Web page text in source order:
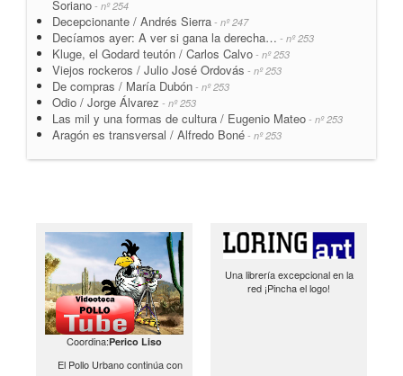
Soriano - nº 254
Decepcionante / Andrés Sierra - nº 247
Decíamos ayer: A ver si gana la derecha… - nº 253
Kluge, el Godard teutón / Carlos Calvo - nº 253
Viejos rockeros / Julio José Ordovás - nº 253
De compras / María Dubón - nº 253
Odio / Jorge Álvarez - nº 253
Las mil y una formas de cultura / Eugenio Mateo - nº 253
Aragón es transversal / Alfredo Boné - nº 253
Coordina:Perico Liso
El Pollo Urbano continúa con
Una librería excepcional en la
red ¡Pincha el logo!